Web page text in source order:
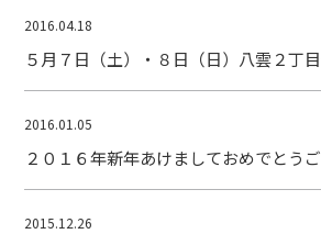
2016.04.18
2016.01.05
２０１６年新年あけましておめでとう
2015.12.26